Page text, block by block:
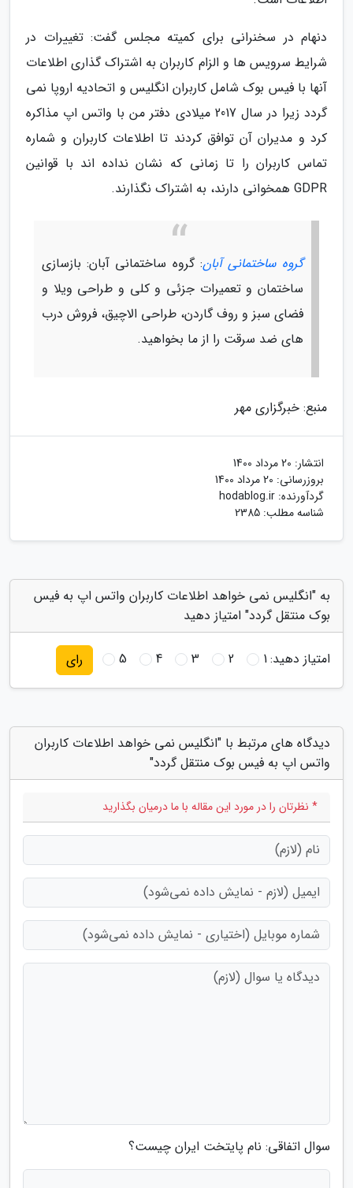
دنهام در سخنرانی برای کمیته مجلس گفت: تغییرات در
شرایط سرویس ها و الزام کاربران به اشتراک گذاری اطلاعات
آنها با فیس بوک شامل کاربران انگلیس و اتحادیه اروپا نمی
گردد زیرا در سال 2017 میلادی دفتر من با واتس اپ مذاکره
کرد و مدیران آن توافق کردند تا اطلاعات کاربران و شماره
تماس کاربران را تا زمانی که نشان نداده اند با قوانین
GDPR همخوانی دارند، به اشتراک نگذارند.
گروه ساختمانی آبان: گروه ساختمانی آبان: بازسازی
ساختمان و تعمیرات جزئی و کلی و طراحی ویلا و
فضای سبز و روف گاردن، طراحی الاچیق، فروش درب
های ضد سرقت را از ما بخواهید.
منبع: خبرگزاری مهر
انتشار: 20 مرداد 1400
بروزرسانی: 20 مرداد 1400
گردآورنده: hodablog.ir
شناسه مطلب: 2385
به "انگلیس نمی خواهد اطلاعات کاربران واتس اپ به فیس
بوک منتقل گردد" امتیاز دهید
امتیاز دهید:1
2
3
4
5 رای
دیدگاه های مرتبط با "انگلیس نمی خواهد اطلاعات کاربران
واتس اپ به فیس بوک منتقل گردد"
* نظرتان را در مورد این مقاله با ما درمیان بگذارید
سوال اتفاقی: نام پایتخت ایران چیست؟